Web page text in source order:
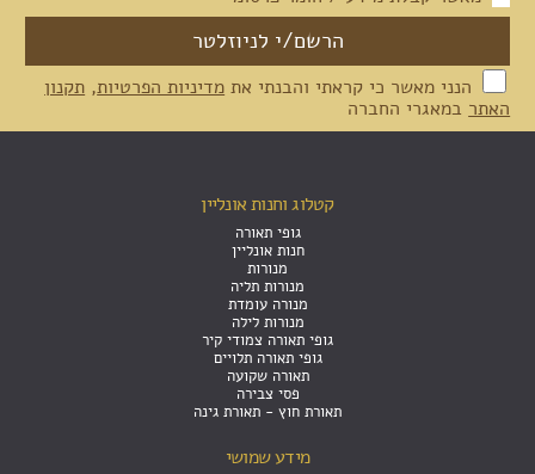
הנני מאשר כי קראתי והבנתי את מדיניות הפרטיות, תקנון
האתר במאגרי החברה
קטלוג וחנות אונליין
גופי תאורה
חנות אונליין
מנורות
מנורות תליה
מנורה עומדת
מנורות לילה
גופי תאורה צמודי קיר
גופי תאורה תלויים
תאורה שקועה
פסי צבירה
תאורת חוץ - תאורת גינה
מידע שמושי